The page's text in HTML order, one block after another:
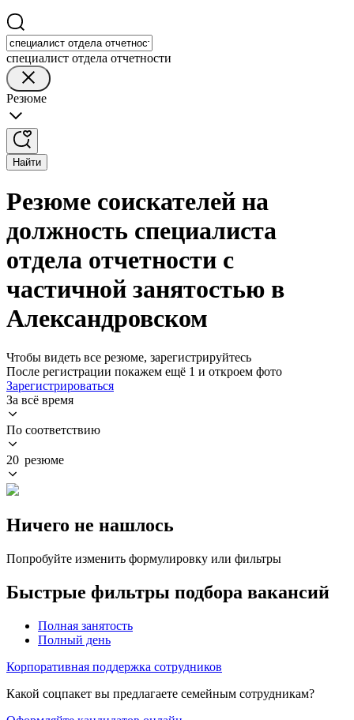
специалист отдела отчетности
Резюме
Найти
Резюме соискателей на
должность специалиста
отдела отчетности с
частичной занятостью в
Александровском
Чтобы видеть все резюме, зарегистрируйтесь
После регистрации покажем ещё 1 и откроем фото
Зарегистрироваться
За всё время
По соответствию
20 резюме
Ничего не нашлось
Попробуйте изменить формулировку или фильтры
Быстрые фильтры подбора вакансий
Полная занятость
Полный день
Корпоративная поддержка сотрудников
Какой соцпакет вы предлагаете семейным сотрудникам?